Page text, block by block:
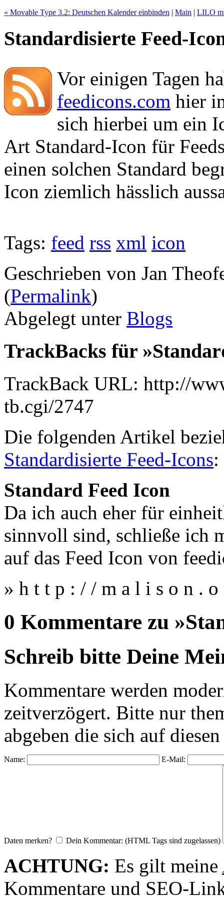
« Movable Type 3.2: Deutschen Kalender einbinden | Main | LILO
Standardisierte Feed-
Vor einigen Tagen
feedicons.com hier
sich hierbei um ein
Art Standard-Icon für
einen solchen Standard
Icon ziemlich hässlich
Tags: feed rss xml icon
Geschrieben von Jan
(Permalink)
Abgelegt unter Blogs
TrackBacks für
TrackBack URL: http://
tb.cgi/2747
Die folgenden Artikel
Standardisierte Feed-Icons:
Standard Feed Icon
Da ich auch eher für
sinnvoll sind, schließe ich
auf das Feed Icon von
» h t t p : / / m a l i s o n .
0 Kommentare zu
Schreib bitte Deine
Kommentare werden
zeitverzögert. Bitte nur
abgeben die sich auf
Name: E-Mail:
Daten merken? Dein Kommentar: (HTML Tags sind zugelassen)
ACHTUNG: Es gilt meine
Kommentare und SEO-